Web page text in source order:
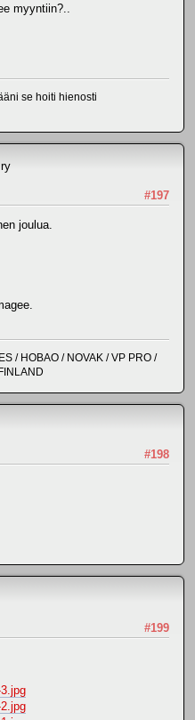
myyntiin?..
se hoiti hienosti
#197
joulua.
/ HOBAO / NOVAK / VP PRO /
#198
#199